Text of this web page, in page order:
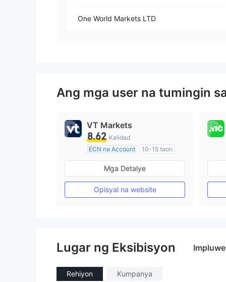
One World Markets LTD
Ang mga user na tumingin
VT Markets
8.62 Kalidad
ECN na Account
10-15 taon
Kinokontrol sa Australia
Paggawa ng Market (MM)
Pangunahing label na MT4
Mga Detalye
Opisyal na website
Lugar ng Eksibisyon
Rehiyon Kumpanya